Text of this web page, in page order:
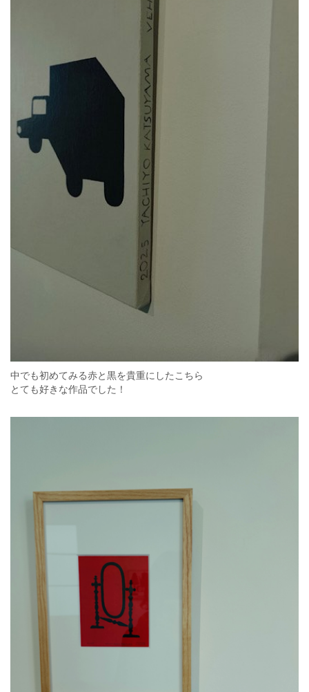
中でも初めてみる赤と黒を貴重にしたこちら
とても好きな作品でした！